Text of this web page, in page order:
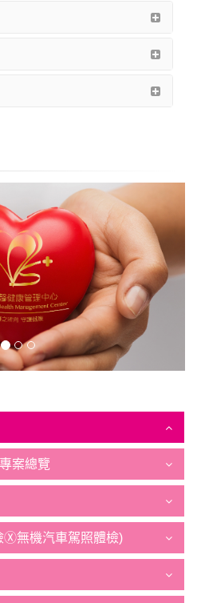
案總覽
Ⓧ無機汽車駕照體檢)